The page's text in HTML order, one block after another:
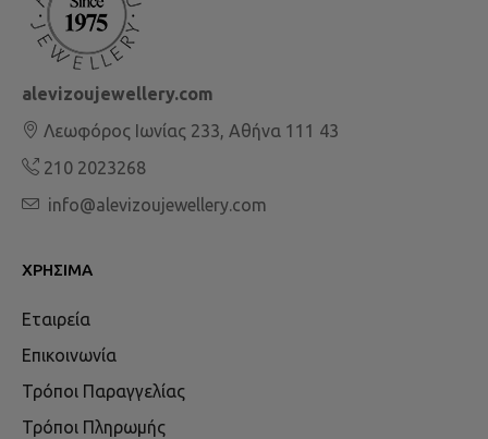
alevizoujewellery.com
Λεωφόρος Ιωνίας 233, Αθήνα 111 43
210 2023268
info@alevizoujewellery.com
ΧΡΉΣΙΜΑ
Εταιρεία
Επικοινωνία
Τρόποι Παραγγελίας
Τρόποι Πληρωμής